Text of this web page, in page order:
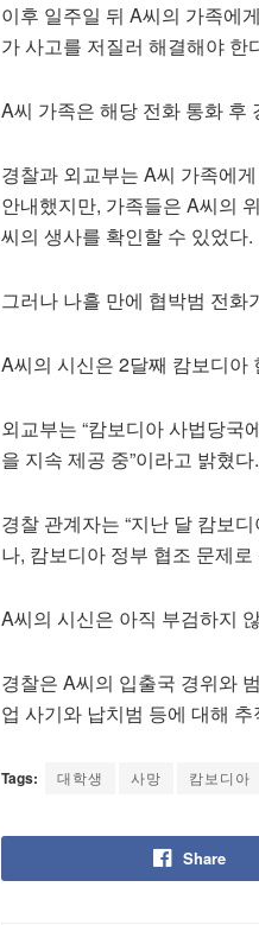
이후 일주일 뒤 A씨의 가족에
가 사고를 저질러 해결해야 한
A씨 가족은 해당 전화 통화 후
경찰과 외교부는 A씨 가족에
안내했지만, 가족들은 A씨의
씨의 생사를 확인할 수 있었다.
그러나 나흘 만에 협박범 전화
A씨의 시신은 2달째 캄보디아
외교부는 “캄보디아 사법당국
을 지속 제공 중”이라고 밝혔다.
경찰 관계자는 “지난 달 캄보
나, 캄보디아 정부 협조 문제
A씨의 시신은 아직 부검하지
경찰은 A씨의 입출국 경위와
업 사기와 납치범 등에 대해
Tags: 대학생 사망 캄보디아
Share